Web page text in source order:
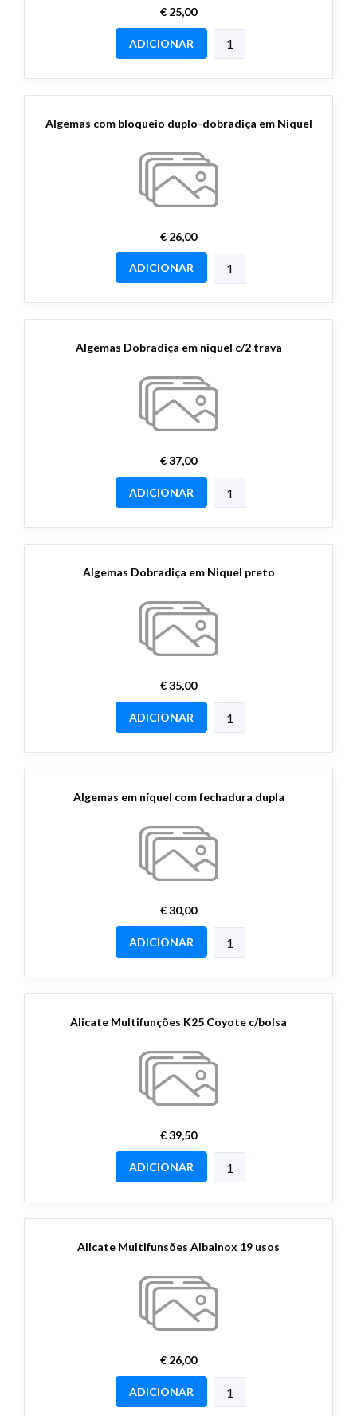
€ 25,00
ADICIONAR
Algemas com bloqueio duplo-dobradiça em Niquel
€ 26,00
ADICIONAR
Algemas Dobradiça em niquel c/2 trava
€ 37,00
ADICIONAR
Algemas Dobradiça em Niquel preto
€ 35,00
ADICIONAR
Algemas em níquel com fechadura dupla
€ 30,00
ADICIONAR
Alicate Multifunções K25 Coyote c/bolsa
€ 39,50
ADICIONAR
Alicate Multifunsões Albainox 19 usos
€ 26,00
ADICIONAR